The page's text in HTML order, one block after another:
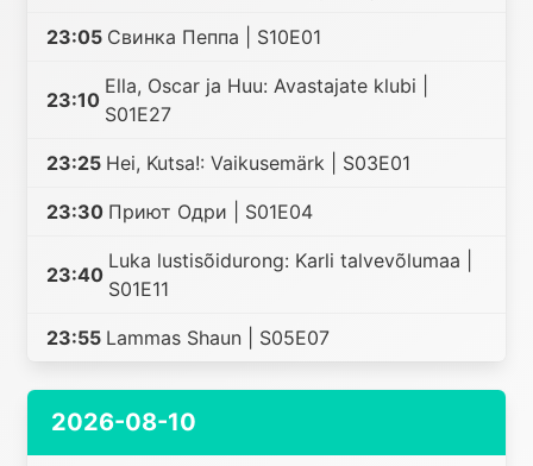
23:05 Cвинка Пеппа | S10E01
23:10
Ella, Oscar ja Huu: Avastajate klubi |
S01E27
23:25 Hei, Kutsa!: Vaikusemärk | S03E01
23:30 Приют Одри | S01E04
23:40
Luka lustisõidurong: Karli talvevõlumaa |
S01E11
23:55 Lammas Shaun | S05E07
2026-08-10